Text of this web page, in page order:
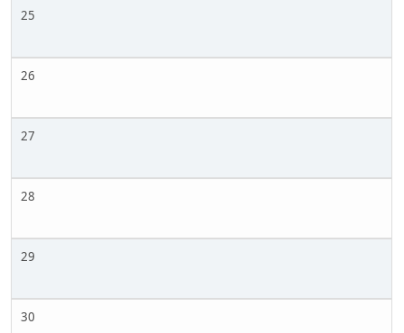
25
26
27
28
29
30